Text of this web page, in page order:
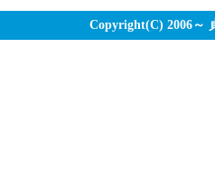
Copyright(C) 2006～